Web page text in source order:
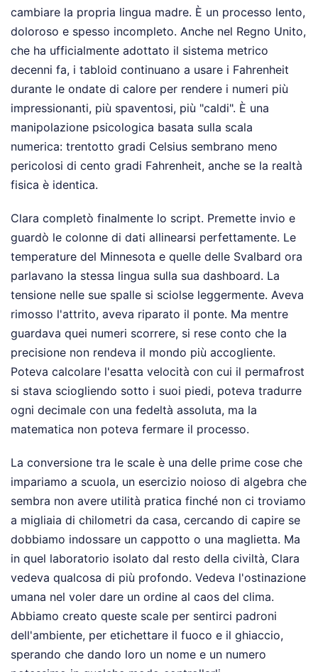
cambiare la propria lingua madre. È un processo lento,
doloroso e spesso incompleto. Anche nel Regno Unito,
che ha ufficialmente adottato il sistema metrico
decenni fa, i tabloid continuano a usare i Fahrenheit
durante le ondate di calore per rendere i numeri più
impressionanti, più spaventosi, più "caldi". È una
manipolazione psicologica basata sulla scala
numerica: trentotto gradi Celsius sembrano meno
pericolosi di cento gradi Fahrenheit, anche se la realtà
fisica è identica.
Clara completò finalmente lo script. Premette invio e
guardò le colonne di dati allinearsi perfettamente. Le
temperature del Minnesota e quelle delle Svalbard ora
parlavano la stessa lingua sulla sua dashboard. La
tensione nelle sue spalle si sciolse leggermente. Aveva
rimosso l'attrito, aveva riparato il ponte. Ma mentre
guardava quei numeri scorrere, si rese conto che la
precisione non rendeva il mondo più accogliente.
Poteva calcolare l'esatta velocità con cui il permafrost
si stava sciogliendo sotto i suoi piedi, poteva tradurre
ogni decimale con una fedeltà assoluta, ma la
matematica non poteva fermare il processo.
La conversione tra le scale è una delle prime cose che
impariamo a scuola, un esercizio noioso di algebra che
sembra non avere utilità pratica finché non ci troviamo
a migliaia di chilometri da casa, cercando di capire se
dobbiamo indossare un cappotto o una maglietta. Ma
in quel laboratorio isolato dal resto della civiltà, Clara
vedeva qualcosa di più profondo. Vedeva l'ostinazione
umana nel voler dare un ordine al caos del clima.
Abbiamo creato queste scale per sentirci padroni
dell'ambiente, per etichettare il fuoco e il ghiaccio,
sperando che dando loro un nome e un numero